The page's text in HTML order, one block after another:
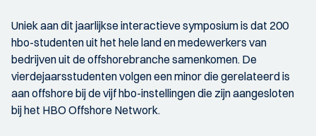
Uniek aan dit jaarlijkse interactieve symposium is dat 200
hbo-studenten uit het hele land en medewerkers van
bedrijven uit de offshorebranche samenkomen. De
vierdejaarsstudenten volgen een minor die gerelateerd is
aan offshore bij de vijf hbo-instellingen die zijn aangesloten
bij het HBO Offshore Network.